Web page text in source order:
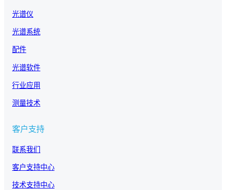
光谱仪
光谱系统
配件
光谱软件
行业应用
测量技术
客户支持
联系我们
客户支持中心
技术支持中心